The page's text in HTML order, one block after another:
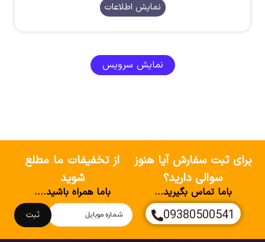
نمایش اطلاعات
نمایش سرویس
برای ثبت سفارش آیا هنوز
سوالی دارید؟
باما تماس بگیرید...
09380500541
از تخفیفات ما مطلع
شوید
باما همراه باشید....
ثبت